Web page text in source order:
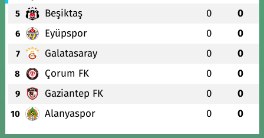
5 Beşiktaş 0 0
6 Eyüpspor 0 0
7 Galatasaray 0 0
8 Çorum FK 0 0
9 Gaziantep FK 0 0
10 Alanyaspor 0 0